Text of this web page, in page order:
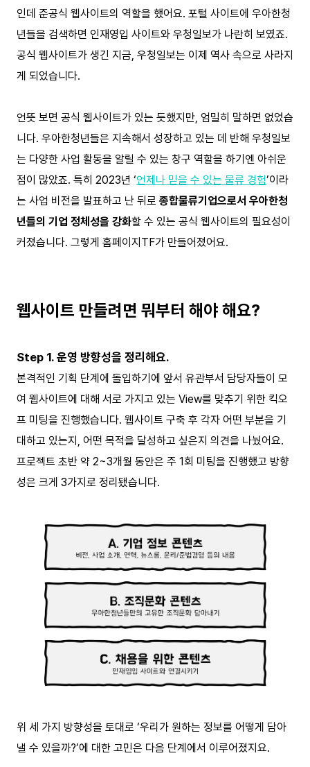
인데 준공식 웹사이트의 역할을 했어요. 포털 사이트에 우아한청
년들을 검색하면 인재영입 사이트와 우청일보가 나란히 보였죠.
공식 웹사이트가 생긴 지금, 우청일보는 이제 역사 속으로 사라지
게 되었습니다.
언뜻 보면 공식 웹사이트가 있는 듯했지만, 엄밀히 말하면 없었습
니다. 우아한청년들은 지속해서 성장하고 있는 데 반해 우청일보
는 다양한 사업 활동을 알릴 수 있는 창구 역할을 하기엔 아쉬운
점이 많았죠. 특히 2023년 ‘언제나 믿을 수 있는 물류 경험’이라
는 사업 비전을 발표하고 난 뒤로 종합물류기업으로서 우아한청
년들의 기업 정체성을 강화할 수 있는 공식 웹사이트의 필요성이
커졌습니다. 그렇게 홈페이지TF가 만들어졌어요.
웹사이트 만들려면 뭐부터 해야 해요?
Step 1. 운영 방향성을 정리해요.
본격적인 기획 단계에 돌입하기에 앞서 유관부서 담당자들이 모
여 웹사이트에 대해 서로 가지고 있는 View를 맞추기 위한 킥오
프 미팅을 진행했습니다. 웹사이트 구축 후 각자 어떤 부분을 기
대하고 있는지, 어떤 목적을 달성하고 싶은지 의견을 나눴어요.
프로젝트 초반 약 2~3개월 동안은 주 1회 미팅을 진행했고 방향
성은 크게 3가지로 정리됐습니다.
위 세 가지 방향성을 토대로 ‘우리가 원하는 정보를 어떻게 담아
낼 수 있을까?’에 대한 고민은 다음 단계에서 이루어졌지요.